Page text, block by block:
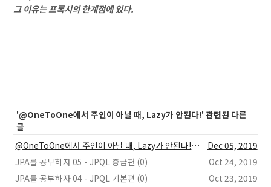
그 이유는 프록시의 한계점에 있다.
'@OneToOne에서 주인이 아닐 때, Lazy가 안된다!' 관련된 다른
글
@OneToOne에서 주인이 아닐 때, Lazy가 안된다! (2)
Dec 05, 2019
JPA를 공부하자 05 - JPQL 중급편 (0)
Oct 24, 2019
JPA를 공부하자 04 - JPQL 기본편 (0)
Oct 23, 2019